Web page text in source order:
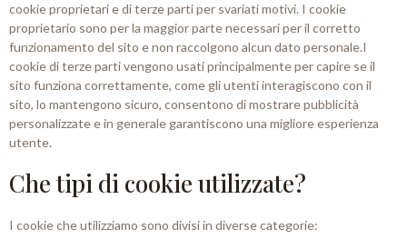
cookie proprietari e di terze parti per svariati motivi. I cookie
proprietario sono per la maggior parte necessari per il corretto
funzionamento del sito e non raccolgono alcun dato personale.I
cookie di terze parti vengono usati principalmente per capire se il
sito funziona correttamente, come gli utenti interagiscono con il
sito, lo mantengono sicuro, consentono di mostrare pubblicità
personalizzate e in generale garantiscono una migliore esperienza
utente.
Che tipi di cookie utilizzate?
I cookie che utilizziamo sono divisi in diverse categorie: